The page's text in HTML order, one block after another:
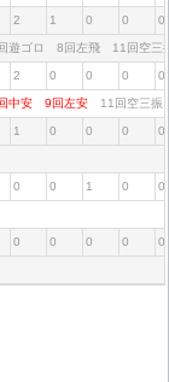
2 1 0 0 0
遊ゴロ 8回左飛 11回空
2 0 0 0 0
中安 9回左安 11回空三
1 0 0 0 0
0 0 1 0 0
0 0 0 0 0